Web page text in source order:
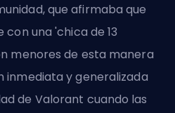
que afirmaba que
una 'chica de 13
menores de esta manera
inmediata y generalizada
de Valorant cuando las